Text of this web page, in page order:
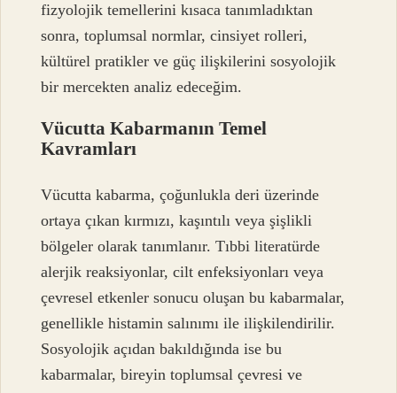
fizyolojik temellerini kısaca tanımladıktan
sonra, toplumsal normlar, cinsiyet rolleri,
kültürel pratikler ve güç ilişkilerini sosyolojik
bir mercekten analiz edeceğim.
Vücutta Kabarmanın Temel
Kavramları
Vücutta kabarma, çoğunlukla deri üzerinde
ortaya çıkan kırmızı, kaşıntılı veya şişlikli
bölgeler olarak tanımlanır. Tıbbi literatürde
alerjik reaksiyonlar, cilt enfeksiyonları veya
çevresel etkenler sonucu oluşan bu kabarmalar,
genellikle histamin salınımı ile ilişkilendirilir.
Sosyolojik açıdan bakıldığında ise bu
kabarmalar, bireyin toplumsal çevresi ve